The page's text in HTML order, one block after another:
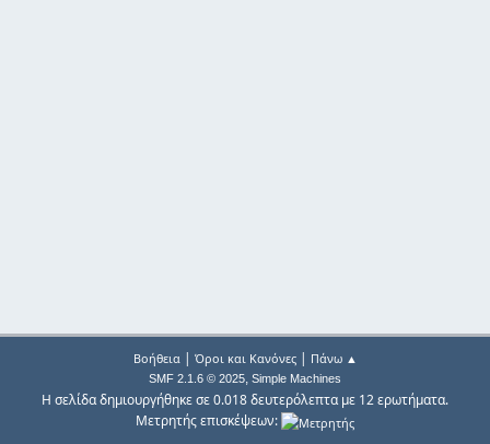
Βοήθεια| Όροι και Κανόνες| Πάνω ▲
SMF 2.1.6 © 2025, Simple Machines
Η σελίδα δημιουργήθηκε σε 0.018 δευτερόλεπτα με 12 ερωτήματα.
Μετρητής επισκέψεων: